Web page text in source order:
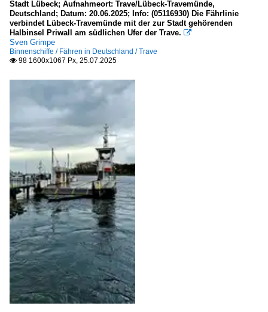
Stadt Lübeck; Aufnahmeort: Trave/Lübeck-Travemünde,
Deutschland; Datum: 20.06.2025; Info: (05116930) Die Fährlinie
verbindet Lübeck-Travemünde mit der zur Stadt gehörenden
Halbinsel Priwall am südlichen Ufer der Trave. 
Sven Grimpe
Binnenschiffe / Fähren in Deutschland / Trave
 98 1600x1067 Px, 25.07.2025